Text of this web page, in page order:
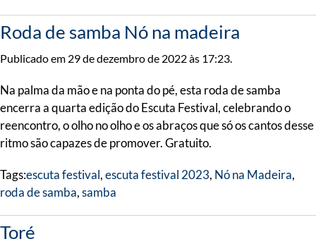
Roda de samba Nó na madeira
Publicado em 29 de dezembro de 2022 às 17:23.
Na palma da mão e na ponta do pé, esta roda de samba
encerra a quarta edição do Escuta Festival, celebrando o
reencontro, o olho no olho e os abraços que só os cantos desse
ritmo são capazes de promover. Gratuito.
Tags:escuta festival,escuta festival 2023, Nó na Madeira,
roda de samba,samba
Toré